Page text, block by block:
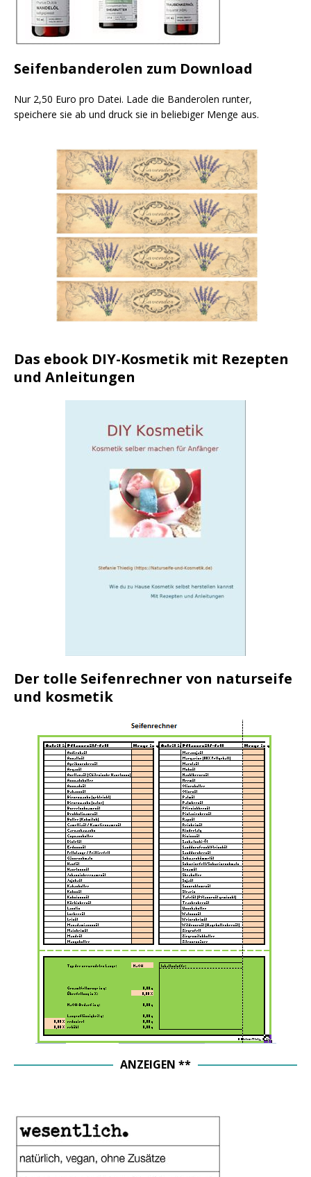
Seifenbanderolen zum Download
Nur 2,50 Euro pro Datei. Lade die Banderolen runter,
speichere sie ab und druck sie in beliebiger Menge aus.
Das ebook DIY-Kosmetik mit Rezepten
und Anleitungen
Der tolle Seifenrechner von naturseife
und kosmetik
ANZEIGEN **